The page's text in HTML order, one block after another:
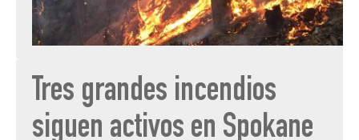
Tres grandes incendios
siguen activos en Spokane